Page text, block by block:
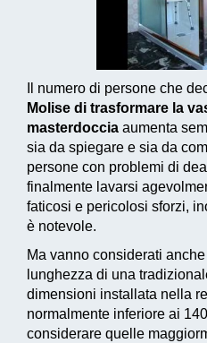
Il numero di persone che
Molise di trasformare la
masterdoccia aumenta
sia da spiegare e sia da
persone con problemi di
finalmente lavarsi
faticosi e pericolosi sforzi,
è notevole.
Ma vanno considerati
lunghezza di una
dimensioni installata nella
normalmente inferiore ai
considerare quelle